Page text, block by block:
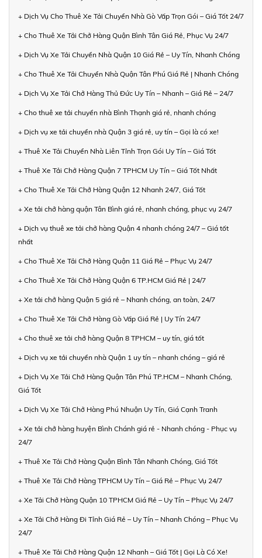
+ Dịch Vụ Cho Thuê Xe Tải Chuyển Nhà Gò Vấp Trọn Gói – Giá Tốt 24/7
+ Cho Thuê Xe Tải Chở Hàng Quận Bình Tân Giá Rẻ, Phục Vụ 24/7
+ Dịch Vụ Xe Tải Chuyển Nhà Quận 10 Giá Rẻ – Uy Tín, Nhanh Chóng
+ Cho Thuê Xe Tải Chuyển Nhà Quận Tân Phú Giá Rẻ | Nhanh Chóng
+ Dịch Vụ Xe Tải Chở Hàng Thủ Đức Uy Tín – Nhanh – Giá Rẻ – 24/7
+ Cho thuê xe tải chuyển nhà Bình Thạnh giá rẻ, nhanh chóng
+ Dịch vụ xe tải chuyển nhà Quận 3 giá rẻ, uy tín – Gọi là có xe!
+ Thuê Xe Tải Chuyển Nhà Liên Tỉnh Trọn Gói Uy Tín – Giá Tốt
+ Thuê Xe Tải Chở Hàng Quận 7 TPHCM Uy Tín – Giá Tốt Nhất
+ Cho Thuê Xe Tải Chở Hàng Quận 12 Nhanh 24/7, Giá Tốt
+ Xe tải chở hàng quận Tân Bình giá rẻ, nhanh chóng, phục vụ 24/7
+ Dịch vụ thuê xe tải chở hàng Quận 4 nhanh chóng 24/7 – Giá tốt
nhất
+ Cho Thuê Xe Tải Chở Hàng Quận 11 Giá Rẻ – Phục Vụ 24/7
+ Cho Thuê Xe Tải Chở Hàng Quận 6 TP.HCM Giá Rẻ | 24/7
+ Xe tải chở hàng Quận 5 giá rẻ – Nhanh chóng, an toàn, 24/7
+ Cho Thuê Xe Tải Chở Hàng Gò Vấp Giá Rẻ | Uy Tín 24/7
+ Cho thuê xe tải chở hàng Quận 8 TPHCM – uy tín, giá tốt
+ Dịch vụ xe tải chuyển nhà Quận 1 uy tín – nhanh chóng – giá rẻ
+ Dịch Vụ Xe Tải Chở Hàng Quận Tân Phú TP.HCM – Nhanh Chóng,
Giá Tốt
+ Dịch Vụ Xe Tải Chở Hàng Phú Nhuận Uy Tín, Giá Cạnh Tranh
+ Xe tải chở hàng huyện Bình Chánh giá rẻ - Nhanh chóng - Phục vụ
24/7
+ Thuê Xe Tải Chở Hàng Quận Bình Tân Nhanh Chóng, Giá Tốt
+ Thuê Xe Tải Chở Hàng TPHCM Uy Tín – Giá Rẻ – Phục Vụ 24/7
+ Xe Tải Chở Hàng Quận 10 TPHCM Giá Rẻ – Uy Tín – Phục Vụ 24/7
+ Xe Tải Chở Hàng Đi Tỉnh Giá Rẻ – Uy Tín – Nhanh Chóng – Phục Vụ
24/7
+ Thuê Xe Tải Chở Hàng Quận 12 Nhanh – Giá Tốt | Gọi Là Có Xe!